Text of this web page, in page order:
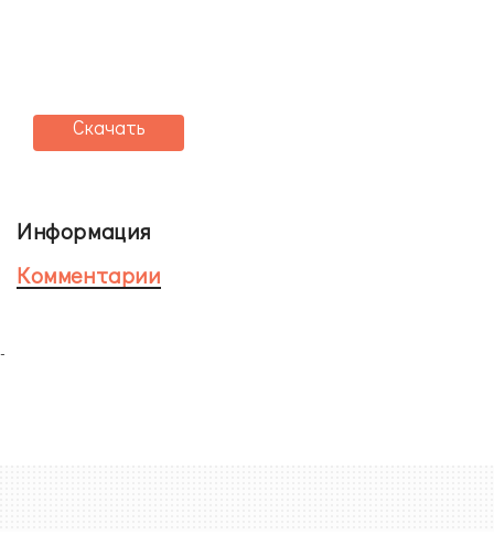
Скачать
Информация
Комментарии
-